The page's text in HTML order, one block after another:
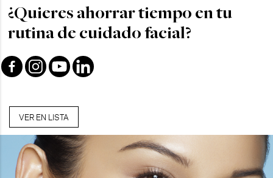
¿Quieres ahorrar tiempo en tu
rutina de cuidado facial?
VER EN LISTA